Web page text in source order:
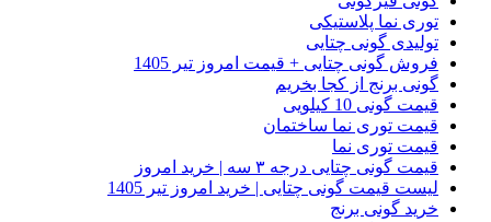
توری نما پلاستیکی
تولیدی گونی چتایی
فروش گونی چتایی + قیمت امروز تیر 1405
گونی برنج از کجا بخریم
قیمت گونی 10 کیلویی
قیمت توری نما ساختمان
قیمت توری نما
قیمت گونی چتایی درجه ۳ سه | خرید امروز
لیست قیمت گونی چتایی | خرید امروز تیر 1405
خرید گونی برنج